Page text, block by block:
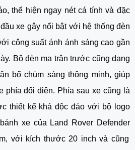
thể hiện ngay nét cá tính và đặc
xe gây nổi bật với hệ thống đèn
công suất ánh ánh sáng cao gần
Bộ đèn ma trận trước cũng dạng
bổ chùm sáng thông minh, giúp
phía đối diện. Phía sau xe cũng là
thiết kế khá độc đáo với bộ logo
xe của Land Rover Defender
với kích thước 20 inch và cũng